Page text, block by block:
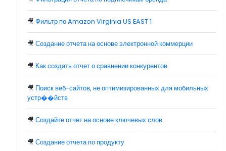
🎥 Фильтр по Amazon Virginia US EAST 1
🎥 Создание отчета на основе электронной коммерции
🎥 Как создать отчет о сравнении конкурентов
🎥 Поиск веб-сайтов, не оптимизированных для мобильных
устр��йств
🎥 Создайте отчет на основе ключевых слов
🎥 Создание отчета по продукту